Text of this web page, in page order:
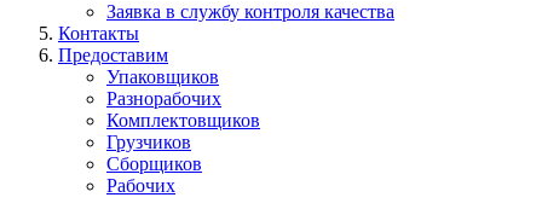
Заявка в службу контроля качества
Контакты
Предоставим
Упаковщиков
Разнорабочих
Комплектовщиков
Грузчиков
Сборщиков
Рабочих